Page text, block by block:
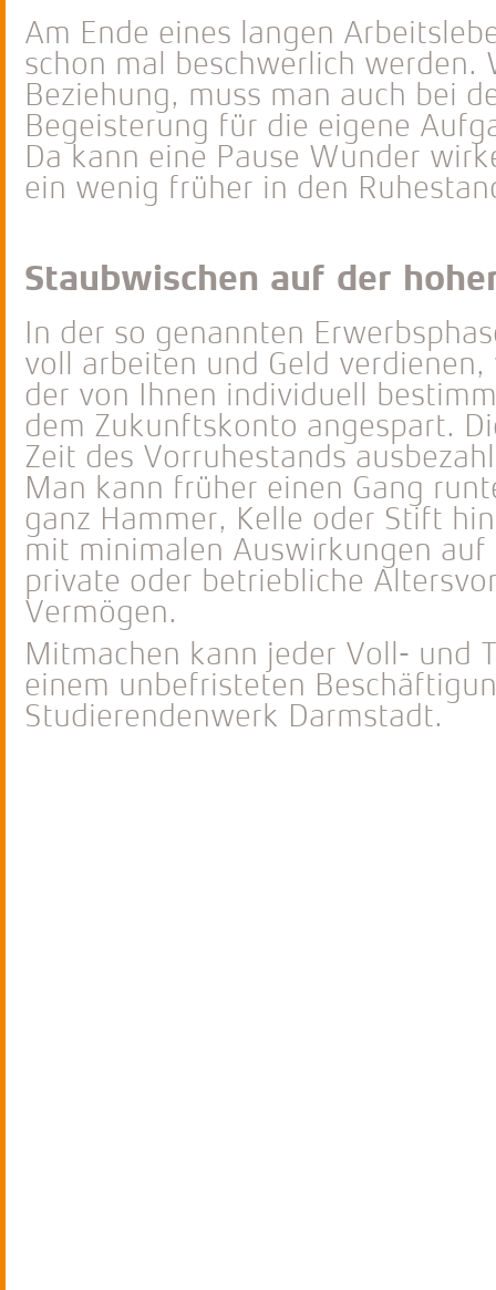
Am Ende eines langen
schon mal beschwerlich werden.
Beziehung, muss man auch bei
Begeisterung für die eigene
Da kann eine Pause Wunder
ein wenig früher in den
Staubwischen auf der
In der so genannten
voll arbeiten und Geld
der von Ihnen individuell
dem Zukunftskonto angespart.
Zeit des Vorruhestands
Man kann früher einen Gang
ganz Hammer, Kelle oder Stift
mit minimalen Auswirkungen auf
private oder betriebliche
Vermögen.
Mitmachen kann jeder Voll- und
einem unbefristeten
Studierendenwerk Darmstadt.